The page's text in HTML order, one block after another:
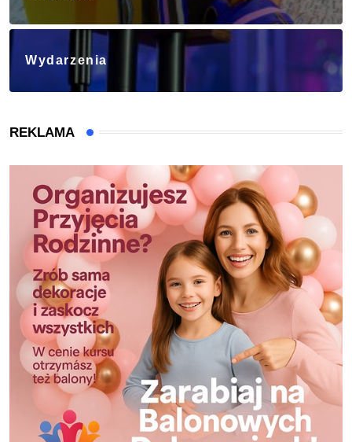
Wydarzenia
REKLAMA